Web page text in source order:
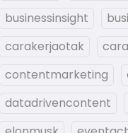
businessinsight
carakerjaotak
contentmarketing
datadrivencontent